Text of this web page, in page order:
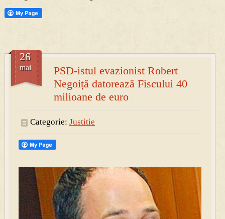
PRESA
PSD-istul evazionist Robert
Negoiță datorează Fiscului 40
milioane de euro
26
mai
Categorie: Justitie